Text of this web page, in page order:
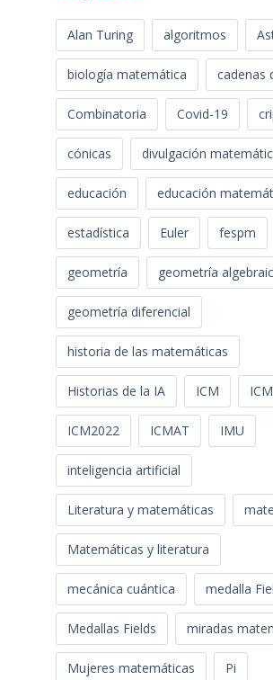
Alan Turing algoritmos
biología matemática cadenas
Combinatoria Covid-19
cónicas divulgación
educación educación
estadística Euler fespm
geometría geometría
geometría diferencial
historia de las matemáticas
Historias de la IA ICM
ICM2022 ICMAT IMU
inteligencia artificial
Literatura y matemáticas
Matemáticas y literatura
mecánica cuántica medalla
Medallas Fields miradas
Mujeres matemáticas Pi